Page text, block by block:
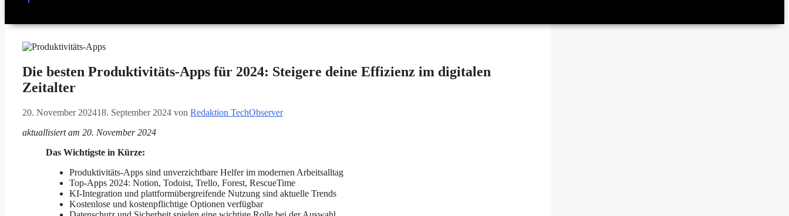
Die besten Produktivitäts-Apps für 2024: Steigere deine Effizienz im digitalen
Zeitalter
20. November 202418. September 2024 von Redaktion TechObserver
aktuallisiert am 20. November 2024
Das Wichtigste in Kürze:
Produktivitäts-Apps sind unverzichtbare Helfer im modernen Arbeitsalltag
Top-Apps 2024: Notion, Todoist, Trello, Forest, RescueTime
KI-Integration und plattformübergreifende Nutzung sind aktuelle Trends
Kostenlose und kostenpflichtige Optionen verfügbar